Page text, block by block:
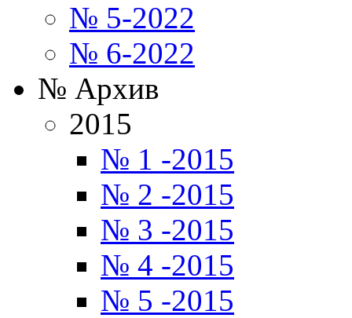
№ 5-2022
№ 6-2022
№ Архив
2015
№ 1 -2015
№ 2 -2015
№ 3 -2015
№ 4 -2015
№ 5 -2015